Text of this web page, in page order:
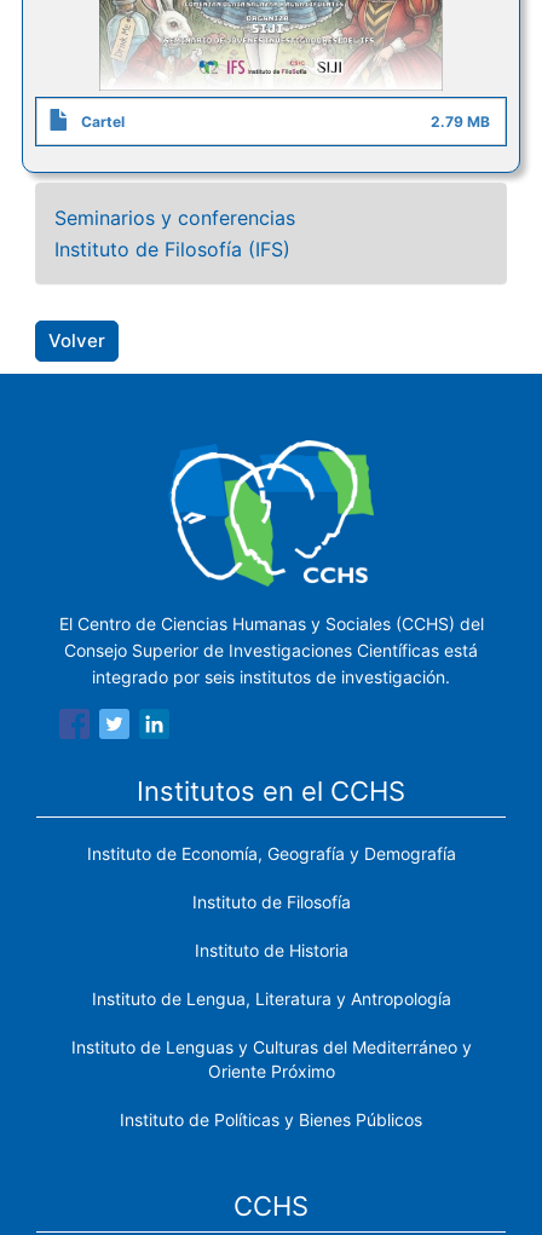
Cartel 2.79 MB
Seminarios y conferencias
Instituto de Filosofía (IFS)
Volver
El Centro de Ciencias Humanas y Sociales (CCHS) del
Consejo Superior de Investigaciones Científicas está
integrado por seis institutos de investigación.
Institutos en el CCHS
Instituto de Economía, Geografía y Demografía
Instituto de Filosofía
Instituto de Historia
Instituto de Lengua, Literatura y Antropología
Instituto de Lenguas y Culturas del Mediterráneo y
Oriente Próximo
Instituto de Políticas y Bienes Públicos
CCHS